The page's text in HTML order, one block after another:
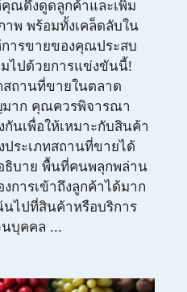
ณดึงดูดลูกค้าและเพิ่ม
พ พร้อมทั้งเคล็ดลับใน
การขายของคุณประสบ
ไปด้วยการแข่งขันนี้!
สถานที่ขายในตลาด
าก คุณควรพิจารณา
นเพื่อให้เหมาะกับสินค้า
ระเภทสถานที่ขายได้
ธิบาย พื้นที่คนพลุกพล่าน
การเข้าถึงลูกค้าได้มาก
นไปที่สินค้าหรือบริการ
นบุคคล ...